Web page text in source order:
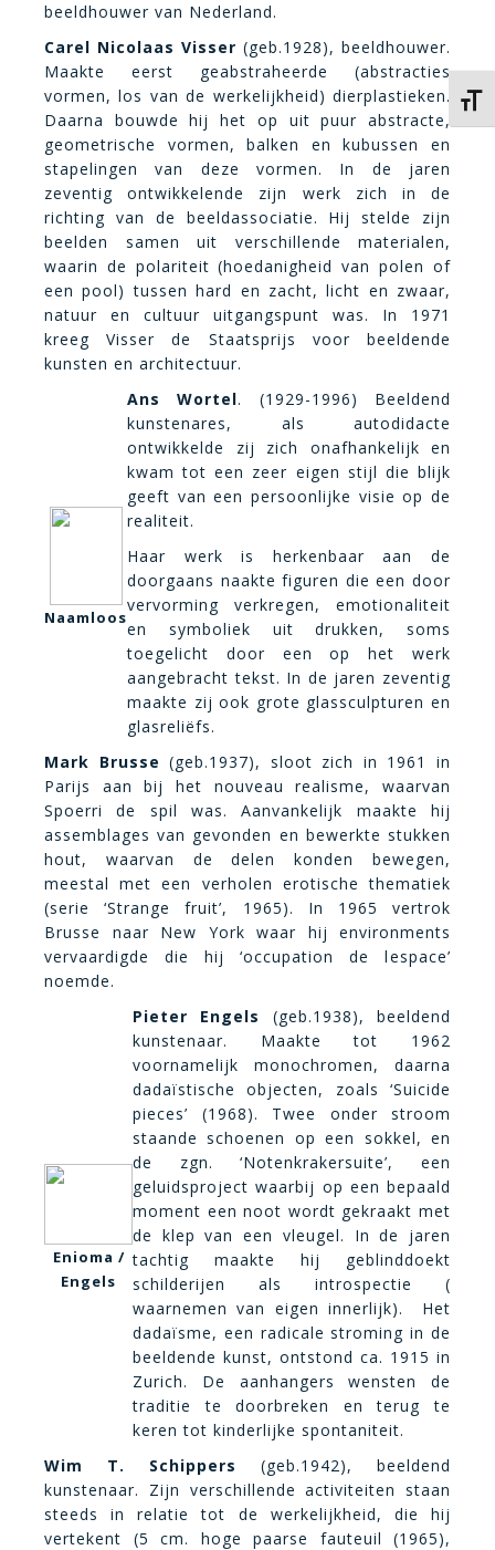
beeldhouwer van Nederland.
Carel Nicolaas Visser (geb.1928), beeldhouwer.
Maakte eerst geabstraheerde (abstracties
vormen, los van de werkelijkheid) dierplastieken.
Daarna bouwde hij het op uit puur abstracte,
geometrische vormen, balken en kubussen en
stapelingen van deze vormen. In de jaren
zeventig ontwikkelende zijn werk zich in de
richting van de beeldassociatie. Hij stelde zijn
beelden samen uit verschillende materialen,
waarin de polariteit (hoedanigheid van polen of
een pool) tussen hard en zacht, licht en zwaar,
natuur en cultuur uitgangspunt was. In 1971
kreeg Visser de Staatsprijs voor beeldende
kunsten en architectuur.
Naamloos
Ans Wortel. (1929-1996) Beeldend
kunstenares, als autodidacte
ontwikkelde zij zich onafhankelijk en
kwam tot een zeer eigen stijl die blijk
geeft van een persoonlijke visie op de
realiteit.
Haar werk is herkenbaar aan de
doorgaans naakte figuren die een door
vervorming verkregen, emotionaliteit
en symboliek uit drukken, soms
toegelicht door een op het werk
aangebracht tekst. In de jaren zeventig
maakte zij ook grote glassculpturen en
glasreliëfs.
Mark Brusse (geb.1937), sloot zich in 1961 in
Parijs aan bij het nouveau realisme, waarvan
Spoerri de spil was. Aanvankelijk maakte hij
assemblages van gevonden en bewerkte stukken
hout, waarvan de delen konden bewegen,
meestal met een verholen erotische thematiek
(serie ‘Strange fruit’, 1965). In 1965 vertrok
Brusse naar New York waar hij environments
vervaardigde die hij ‘occupation de lespace’
noemde.
Enioma /
Engels
Pieter Engels
(geb.1938), beeldend
kunstenaar. Maakte tot 1962
voornamelijk monochromen, daarna
dadaïstische objecten, zoals ‘Suicide
pieces’ (1968). Twee onder stroom
staande schoenen op een sokkel, en
de zgn. ‘Notenkrakersuite’, een
geluidsproject waarbij op een bepaald
moment een noot wordt gekraakt met
de klep van een vleugel. In de jaren
tachtig maakte hij geblinddoekt
schilderijen als introspectie (
waarnemen van eigen innerlijk). Het
dadaïsme, een radicale stroming in de
beeldende kunst, ontstond ca. 1915 in
Zurich. De aanhangers wensten de
traditie te doorbreken en terug te
keren tot kinderlijke spontaniteit.
Wim T. Schippers
(geb.1942), beeldend
kunstenaar. Zijn verschillende activiteiten staan
steeds in relatie tot de werkelijkheid, die hij
vertekent (5 cm. hoge paarse fauteuil (1965),